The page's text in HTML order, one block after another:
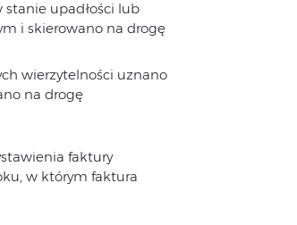
upadłości lub
i skierowano na drogę
wierzytelności uznano
na drogę
faktury
w którym faktura